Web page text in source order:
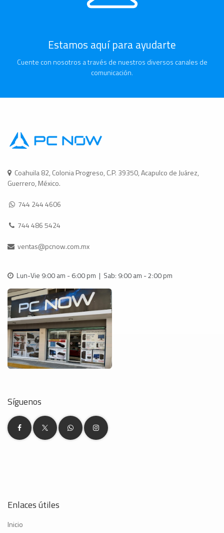
Estamos aquí para ayudarte
Cuente con nosotros a través de nuestros diversos canales de
comunicación.
Coahuila 82, Colonia Progreso, C.P. 39350, Acapulco de Juárez,
Guerrero, México.
744 244 4606
744 486 5424
ventas@pcnow.com.mx
Lun-Vie 9:00 am - 6:00 pm | Sab: 9:00 am - 2:00 pm
Síguenos
Enlaces útiles
Inicio